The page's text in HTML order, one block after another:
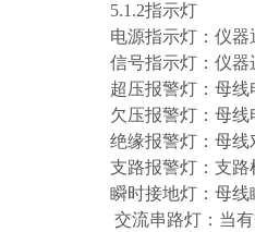
5.1.2指示灯
电源指示灯：仪
信号指示灯：仪
超压报警灯：母
欠压报警灯：母
绝缘报警灯：母
支路报警灯：支
瞬时接地灯：母
交流串路灯：当